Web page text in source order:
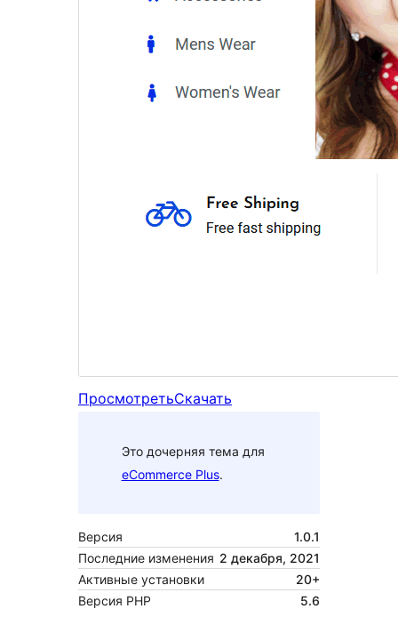
ПросмотретьСкачать
Это дочерняя тема для
eCommerce Plus.
Версия
1.0.1
Последние изменения 2 декабря, 2021
Активные установки
20+
Версия PHP
5.6